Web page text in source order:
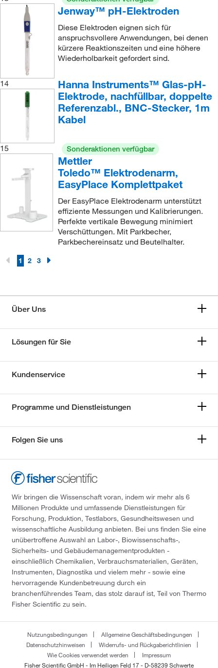
Jenway™ pH-Elektroden
Diese Elektroden eignen sich für
anspruchsvollere Anwendungen, bei denen
kürzere Reaktionszeiten und eine höhere
Wiederholbarkeit gefordert sind.
14
Hanna Instruments™ Glas-pH-
Elektrode, nachfüllbar, doppelte
Referenzabl., BNC-Stecker, 1m
Kabel
15 Sonderaktionen verfügbar
Mettler
Toledo™ Elektrodenarm,
EasyPlace Komplettpaket
Der EasyPlace Elektrodenarm unterstützt
effiziente Messungen und Kalibrierungen.
Perfekte vertikale Bewegung minimiert
Verschüttungen. Mit Parkbecher,
Parkbechereinsatz und Beutelhalter.
1 2 3
Über Uns
Lösungen für Sie
Kundenservice
Programme und Dienstleistungen
Folgen Sie uns
Wir bringen die Wissenschaft voran, indem wir mehr als 6
Millionen Produkte und umfassende Dienstleistungen für
Forschung, Produktion, Testlabors, Gesundheitswesen und
wissenschaftliche Ausbildung anbieten. Bei uns finden Sie eine
unübertroffene Auswahl an Labor-, Biowissenschafts-,
Sicherheits- und Gebäudemanagementprodukten -
einschließlich Chemikalien, Verbrauchsmaterialien, Geräten,
Instrumenten, Diagnostika und vielem mehr - sowie eine
hervorragende Kundenbetreuung durch ein
branchenführendes Team, das stolz darauf ist, Teil von Thermo
Fisher Scientific zu sein.
Nutzungsbedingungen
Allgemeine Geschäftsbedingungen
Datenschutzhinweisen
Widerrufs- und Rückgaberichtlinien
Wie Cookies verwendet werden
Impressum
Fisher Scientific GmbH - Im Heiligen Feld 17 - D-58239 Schwerte